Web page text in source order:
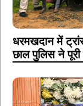
धरमखदान में
छाल पुलिस ने पूरी